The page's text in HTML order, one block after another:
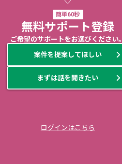
簡単60秒
無料サポート登録
ご希望のサポートをお選びください。
案件を提案してほしい
まずは話を聞きたい
ログインはこちら